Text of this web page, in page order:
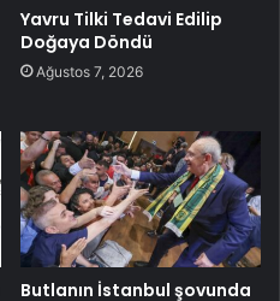
Yavru Tilki Tedavi Edilip
Doğaya Döndü
Ağustos 7, 2026
Butlanın İstanbul şovunda